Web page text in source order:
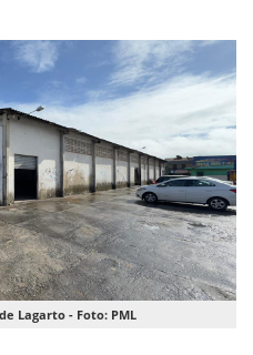
Lagarto - Foto: PML